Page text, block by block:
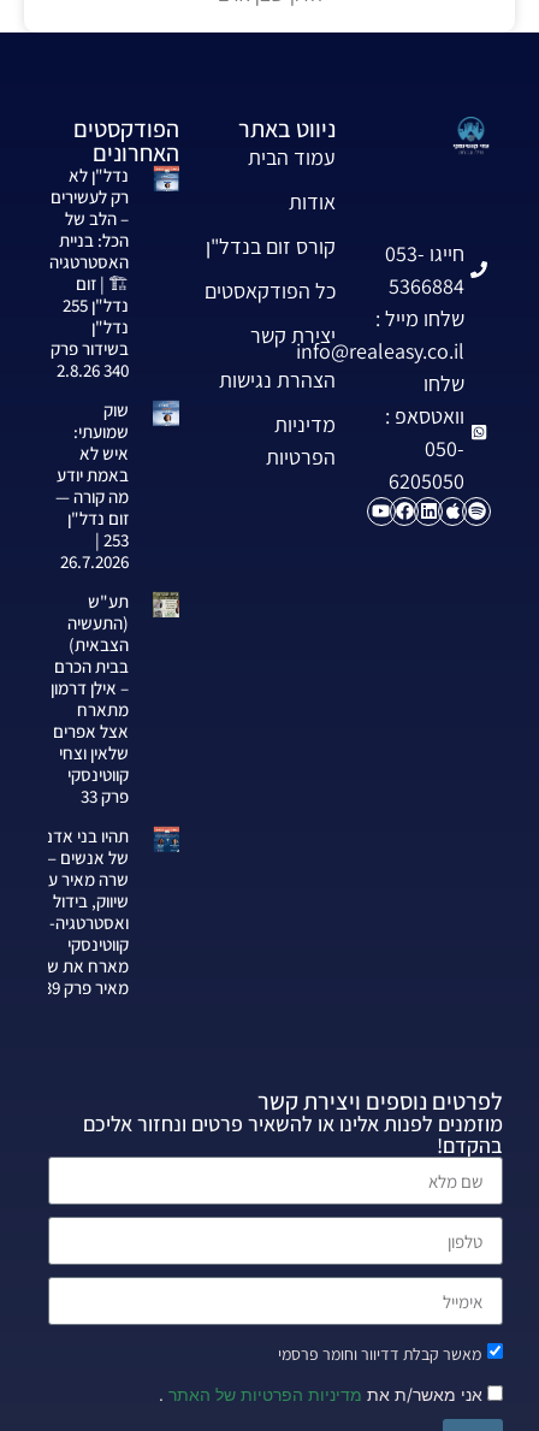
חייגו 053-
5366884
שלחו מייל :
info@realeasy.co.il
שלחו
וואטסאפ :
050-
6205050
ניווט באתר
עמוד הבית
אודות
קורס זום בנדל"ן
כל הפודקאסטים
יצירת קשר
הצהרת נגישות
מדיניות
הפרטיות
הפודקסטים
האחרונים
נדל"ן לא
רק לעשירים
– הלב של
הכל: בניית
האסטרטגיה
🏗️ | זום
נדל"ן 255
נדל"ן
בשידור פרק
340 2.8.26
שוק
שמועתי:
איש לא
באמת יודע
מה קורה —
זום נדל"ן
253 |
26.7.2026
תע"ש
(התעשיה
הצבאית)
בבית הכרם
– אילן דרמון
מתארח
אצל אפרים
שלאין וצחי
קווטינסקי
פרק 33
תהיו בני אדם
של אנשים —
שרה מאיר על
שיווק, בידול
ואסטרטגיה-צחי
קווטינסקי
מארח את שרה
מאיר פרק 339
לפרטים נוספים ויצירת קשר
מוזמנים לפנות אלינו או להשאיר פרטים ונחזור אליכם
בהקדם!
מאשר קבלת דדיוור וחומר פרסמי
אני מאשר/ת את מדיניות הפרטיות של האתר .